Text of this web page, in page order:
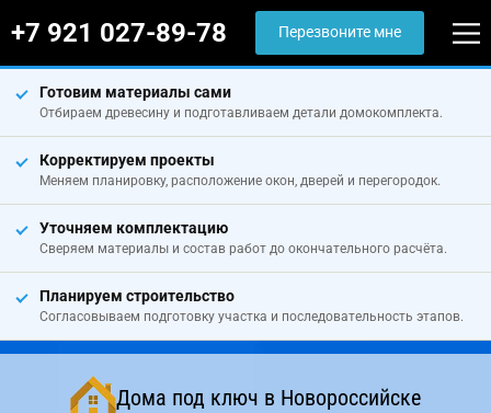
+7 921 027-89-78 Перезвоните мне
Готовим материалы сами
Отбираем древесину и подготавливаем детали домокомплекта.
Корректируем проекты
Меняем планировку, расположение окон, дверей и перегородок.
Уточняем комплектацию
Сверяем материалы и состав работ до окончательного расчёта.
Планируем строительство
Согласовываем подготовку участка и последовательность этапов.
Дома под ключ в Новороссийске